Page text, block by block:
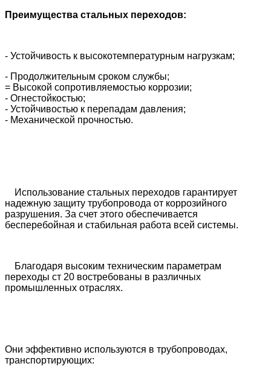
Преимущества стальных переходов:
- Устойчивость к высокотемпературным нагрузкам;
- Продолжительным сроком службы;
= Высокой сопротивляемостью коррозии;
- Огнестойкостью;
- Устойчивостью к перепадам давления;
- Механической прочностью.
Использование стальных переходов гарантирует
надежную защиту трубопровода от коррозийного
разрушения. За счет этого обеспечивается
бесперебойная и стабильная работа всей системы.
Благодаря высоким техническим параметрам
переходы ст 20 востребованы в различных
промышленных отраслях.
Они эффективно используются в трубопроводах,
транспортирующих: